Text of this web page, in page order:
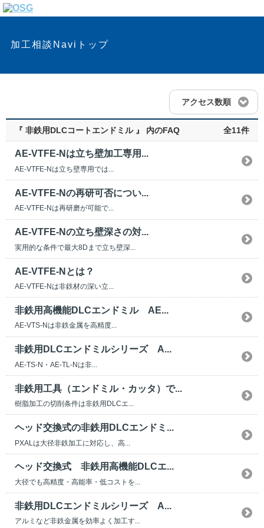
加工相談Naviトップ
アクセス数順
『 非鉄用DLCコートエンドミル 』 内のFAQ 全11件
AE-VTFE-Nは立ち壁加工専用...
AE-VTFE-Nは立ち壁専用では...
AE-VTFE-Nの再研可否につい...
AE-VTFE-Nは再研磨が可能で...
AE-VTFE-Nの立ち壁深さの対...
実用的な条件で最大8Dまで立ち壁深...
AE-VTFE-Nとは？
AE-VTFE-Nは非鉄材の深い立...
非鉄用高機能DLCエンドミル AE...
AE-VTS-Nは非鉄金属を高精度...
非鉄用DLCエンドミルシリーズ A...
AE-TS-N・AE-TL-Nは非...
非鉄用工具（エンドミル・カッタ）で...
樹脂加工の切削条件は非鉄用DLCエ...
ヘッド交換式の非鉄用DLCエンドミ...
PXALは大径非鉄加工に対応し、高...
ヘッド交換式 非鉄用高機能DLCエ...
大径でも高精度・高能率・低コストを...
非鉄用DLCエンドミルシリーズ A...
アルミなど非鉄金属を効率よく加工す...